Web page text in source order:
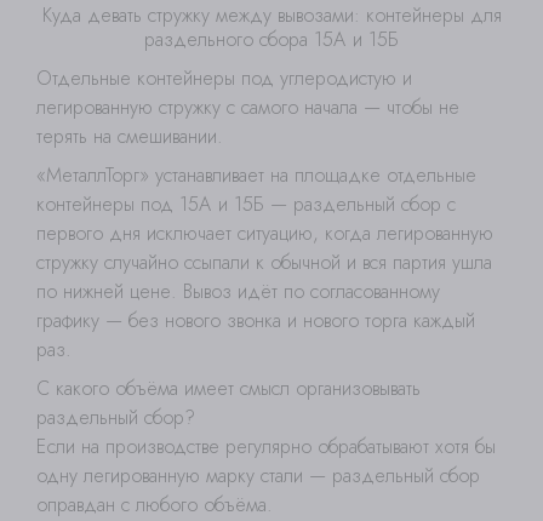
Куда девать стружку между вывозами: контейнеры для
раздельного сбора 15А и 15Б
Отдельные контейнеры под углеродистую и
легированную стружку с самого начала — чтобы не
терять на смешивании.
«МеталлТорг» устанавливает на площадке отдельные
контейнеры под 15А и 15Б — раздельный сбор с
первого дня исключает ситуацию, когда легированную
стружку случайно ссыпали к обычной и вся партия ушла
по нижней цене. Вывоз идёт по согласованному
графику — без нового звонка и нового торга каждый
раз.
С какого объёма имеет смысл организовывать
раздельный сбор?
Если на производстве регулярно обрабатывают хотя бы
одну легированную марку стали — раздельный сбор
оправдан с любого объёма.